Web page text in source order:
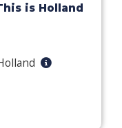
is Holland